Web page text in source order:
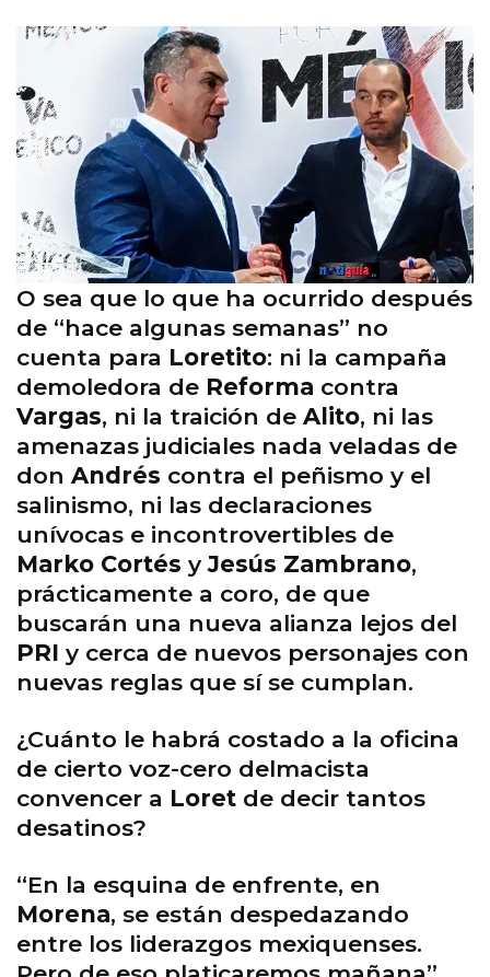
O sea que lo que ha ocurrido después
de “hace algunas semanas” no
cuenta para Loretito: ni la campaña
demoledora de Reforma contra
Vargas, ni la traición de Alito, ni las
amenazas judiciales nada veladas de
don Andrés contra el peñismo y el
salinismo, ni las declaraciones
unívocas e incontrovertibles de
Marko Cortés yJesús Zambrano,
prácticamente a coro, de que
buscarán una nueva alianza lejos del
PRI y cerca de nuevos personajes con
nuevas reglas que sí se cumplan.
¿Cuánto le habrá costado a la oficina
de cierto voz-cero delmacista
convencer a Loret de decir tantos
desatinos?
“En la esquina de enfrente, en
Morena, se están despedazando
entre los liderazgos mexiquenses.